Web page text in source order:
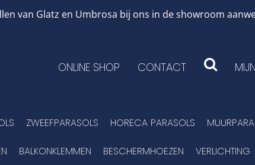
van Glatz en Umbrosa bij ons in de showroom
ONLINE SHOP CONTACT
ZWEEFPARASOLS HORECA PARASOLS
BALKONKLEMMEN BESCHERMHOEZEN VERLICHTING